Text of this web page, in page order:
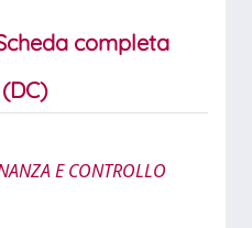
completa
E CONTROLLO